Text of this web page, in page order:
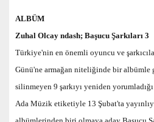
ALBÜM
Zuhal Olcay ndash; Başucu Şarkıları 3
Türkiye'nin en önemli oyuncu ve
Günü'ne armağan niteliğinde bir albümle
silinmeyen 9 şarkıyı yeniden
Ada Müzik etiketiyle 13 Şubat'ta